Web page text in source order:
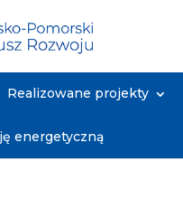
Realizowane projekty
energetyczną